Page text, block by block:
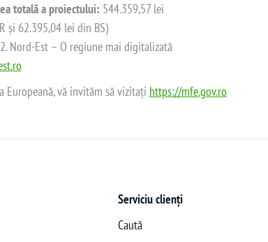
totală a proiectului: 544.359,57 lei
și 62.395,04 lei din BS)
Nord-Est – O regiune mai digitalizată
vă invităm să vizitați https://mfe.gov.ro
Serviciu clienți
Caută